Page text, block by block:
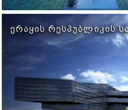
ᲔᲠᲐᲧᲘᲡ ᲠᲔᲡᲞᲣᲑᲚᲘᲙᲘᲡ